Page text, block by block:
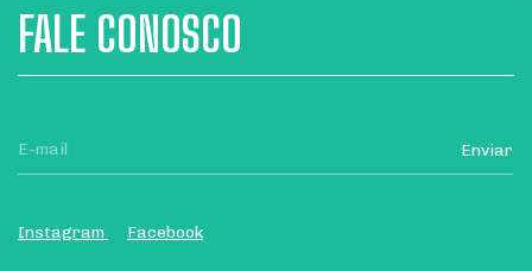
FALE CONOSCO
Instagram Facebook